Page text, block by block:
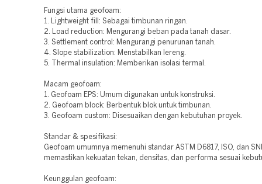
Fungsi utama geofoam:
1. Lightweight fill: Sebagai timbunan ringan.
2. Load reduction: Mengurangi beban pada tanah dasar.
3. Settlement control: Mengurangi penurunan tanah.
4. Slope stabilization: Menstabilkan lereng.
5. Thermal insulation: Memberikan isolasi termal.
Macam geofoam:
1. Geofoam EPS: Umum digunakan untuk konstruksi.
2. Geofoam block: Berbentuk blok untuk timbunan.
3. Geofoam custom: Disesuaikan dengan kebutuhan proyek.
Standar & spesifikasi:
Geofoam umumnya memenuhi standar ASTM D6817, ISO, dan
memastikan kekuatan tekan, densitas, dan performa sesuai
Keunggulan geofoam: